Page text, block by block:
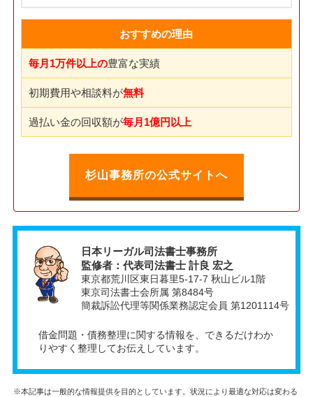
おすすめの理由
毎月1万件以上の豊富な実績
初期費用や相談料が無料
過払い金の回収額が毎月1億円以上
杉山事務所の公式サイトへ
日本リーガル司法書士事務所
監修者：代表司法書士 計良 宏之
東京都荒川区東日暮里5-17-7 秋山ビル1階
東京司法書士会所属 第8484号
簡裁訴訟代理等関係業務認定会員 第1201114号
借金問題・債務整理に関する情報を、できるだけわか
りやすく整理してお伝えしています。
※本記事は一般的な情報提供を目的としています。状況により最適な対応は変わる